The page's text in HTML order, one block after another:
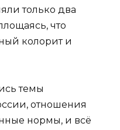
только два
что
колорит и
темы
отношения
нормы, и всё